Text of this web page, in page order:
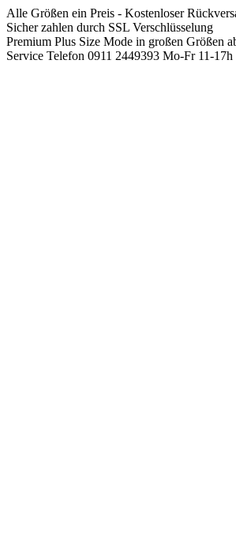
Springen
Sie
zum
Inhalt
Alle Größen ein Preis - Kostenloser
Sicher zahlen durch SSL Verschlüsselung
Premium Plus Size Mode in großen Größen
Service Telefon 0911 2449393 Mo-Fr 11-17h